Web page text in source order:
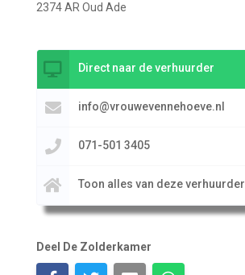
2374 AR Oud Ade
Direct naar de verhuurder
info@vrouwevennehoeve.nl
071-501 3405
Toon alles van deze verhuurder
Deel De Zolderkamer